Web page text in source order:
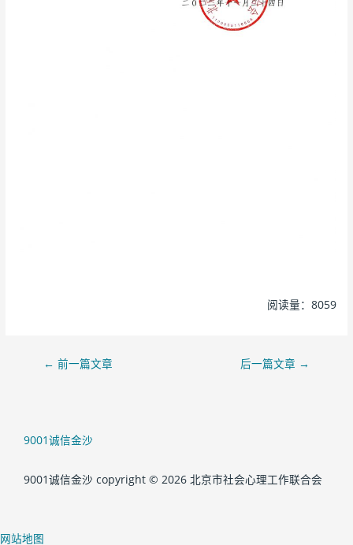
阅读量：8059
← 前一篇文章 后一篇文章 →
9001诚信金沙
9001诚信金沙 copyright © 2026 北京市社会心理工作联合会
网站地图